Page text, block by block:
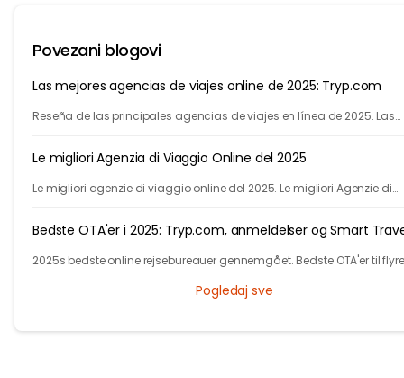
Povezani blogovi
Las mejores agencias de viajes online de 2025: Tryp.com
Reseña de las principales agencias de viajes en línea de 2025. Las
Le migliori Agenzia di Viaggio Online del 2025
Le migliori agenzie di viaggio online del 2025. Le migliori Agenzie di
Bedste OTA'er i 2025: Tryp.com, anmeldelser og Smart
2025s bedste online rejsebureauer gennemgået. Bedste OTA'er til
Pogledaj sve